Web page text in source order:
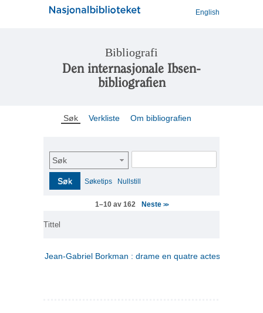
English
Bibliografi
Den internasjonale Ibsen-
bibliografien
Søk Verkliste Om bibliografien
Søk
Søk Søketips Nullstill
1–10 av 162 Neste >>
Tittel
Jean-Gabriel Borkman : drame en quatre actes